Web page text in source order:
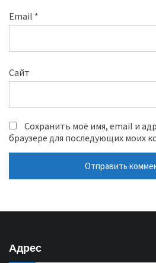
Email *
Сайт
Сохранить моё имя, email и
браузере для последующих моих
Адрес